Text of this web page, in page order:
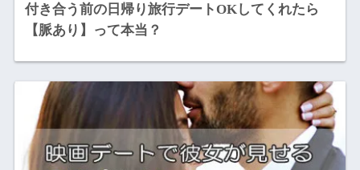
付き合う前の日帰り旅行デートOKしてくれたら
【脈あり】って本当？